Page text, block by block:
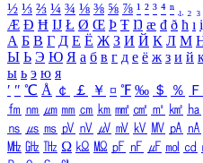
½ ⅓ ⅔ ¼ ¾ ⅛ ⅜ ⅝ ⅞ ¹ ² ³ ⁴ ⁿ ₁ ₂ ₃
Æ Ð Ħ Ĳ Ł Ø Œ Þ Ŧ Ŋ æ đ ð ħ ı
А Б В Г Д Е Ё Ж З И Й К Л М
Ы Ь Э Ю Я а б в г д е ё ж з и й
ы ь э ю я
′ ″ ℃ Å ￠ ￡ ￥ ¤ ℉ ‰ ＄ ％ Ｆ
㎙ ㎚ ㎛ ㎜ ㎝ ㎞ ㎟ ㎠ ㎡ ㎢ ㏊
㎱ ㎲ ㎳ ㎴ ㎵ ㎶ ㎷ ㎸ ㎹ ㎀ ㎁
㎒ ㎓ ㎔ Ω ㏀ ㏁ ㎊ ㎋ ㎌ ㏖ ㏅